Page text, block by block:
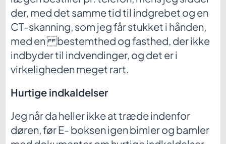
der, med det samme tid til indgrebet og en
CT-skanning, som jeg får stukket i hånden,
med en bestemthed og fasthed, der ikke
indbyder til indvendinger, og det er i
virkeligheden meget rart.
Hurtige indkaldelser
Jeg når da heller ikke at træde indenfor
døren, før E- boksen igen bimler og bamler